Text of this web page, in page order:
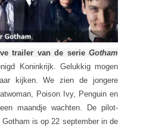
trailer van de serie Gotham
Koninkrijk. Gelukkig mogen
kijken. We zien de jongere
Poison Ivy, Penguin en
maandje wachten. De pilot-
is op 22 september in de